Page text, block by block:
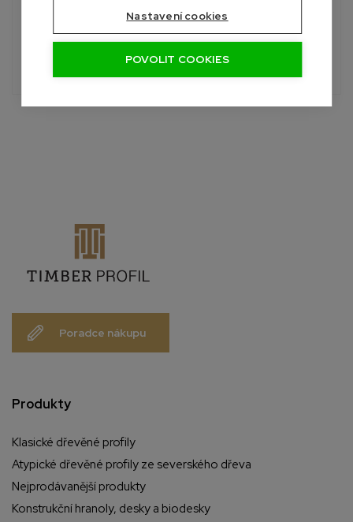
Pon-Sob, 7:00 - 19:00 hod.
Poradce nákupu
Produkty
Klasické dřevěné profily
Atypické dřevěné profily ze severského dřeva
Nejprodávanější produkty
Konstrukční hranoly, desky a biodesky
Nastavení cookies
POVOLIT COOKIES